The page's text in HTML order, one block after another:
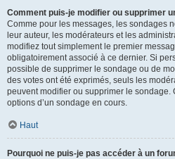
Comment puis-je modifier ou supprimer
Comme pour les messages, les sondages
leur auteur, les modérateurs et les
modifiez tout simplement le premier
obligatoirement associé à ce dernier. Si
possible de supprimer le sondage ou de
des votes ont été exprimés, seuls les
peuvent modifier ou supprimer le sondage.
options d’un sondage en cours.
Haut
Pourquoi ne puis-je pas accéder à un